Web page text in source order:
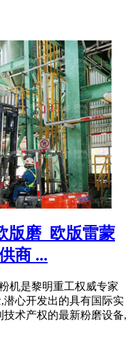
版磨_欧版雷蒙
商 ...
机是黎明重工权威专家
心开发出的具有国际实
术产权的最新粉磨设备,